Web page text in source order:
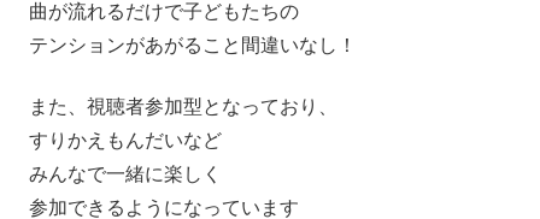
曲が流れるだけで子どもたちの
テンションがあがること間違いなし！
また、視聴者参加型となっており、
すりかえもんだいなど
みんなで一緒に楽しく
参加できるようになっています